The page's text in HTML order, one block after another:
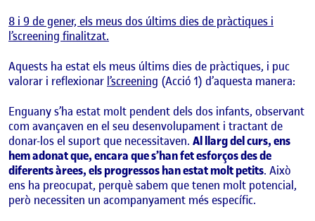
8 i 9 de gener, els meus dos últims dies de pràctiques i
l’screening finalitzat.
Aquests ha estat els meus últims dies de pràctiques, i puc
valorar i reflexionar l’screening (Acció 1) d’aquesta manera:
Enguany s’ha estat molt pendent dels dos infants, observant
com avançaven en el seu desenvolupament i tractant de
donar-los el suport que necessitaven. Al llarg del curs, ens
hem adonat que, encara que s’han fet esforços des de
diferents àrees, els progressos han estat molt petits. Això
ens ha preocupat, perquè sabem que tenen molt potencial,
però necessiten un acompanyament més específic.